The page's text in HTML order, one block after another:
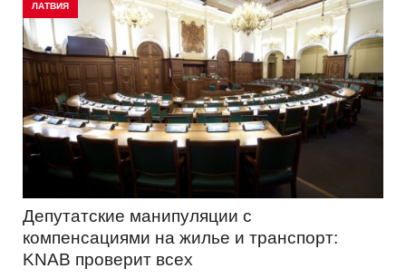
ЛАТВИЯ
Депутатские манипуляции с
компенсациями на жилье и транспорт:
KNAB проверит всех